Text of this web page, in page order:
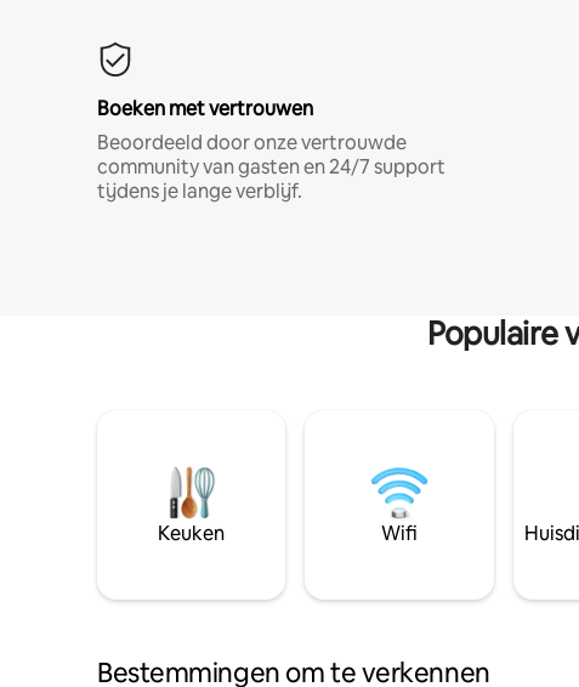
Boeken met vertrouwen
Beoordeeld door onze vertrouwde
community van gasten en 24/7 support
tijdens je lange verblijf.
Populaire
Keuken Wifi
Bestemmingen om te verkennen